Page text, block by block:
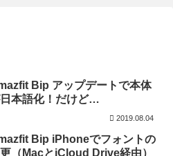
Bip アップデートで本体
本語化！だけど…
2019.08.04
Bip iPhoneでフォントの
（MacとiCloud Drive経由）